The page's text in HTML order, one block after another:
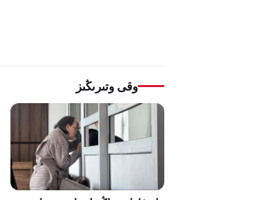
وقى وتىرىڭىز